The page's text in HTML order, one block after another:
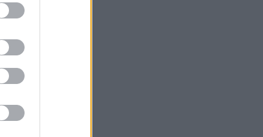
στην
Από
της
τον